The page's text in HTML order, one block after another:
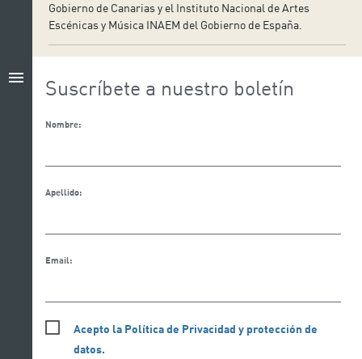
menu
Gobierno de Canarias y el Instituto Nacional de Artes
Escénicas y Música INAEM del Gobierno de España.
Suscríbete a nuestro boletín
Nombre:
Apellido:
Email:
Acepto la Política de Privacidad y protección de
datos.